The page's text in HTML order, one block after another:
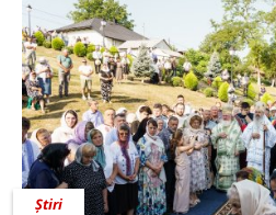
Știri